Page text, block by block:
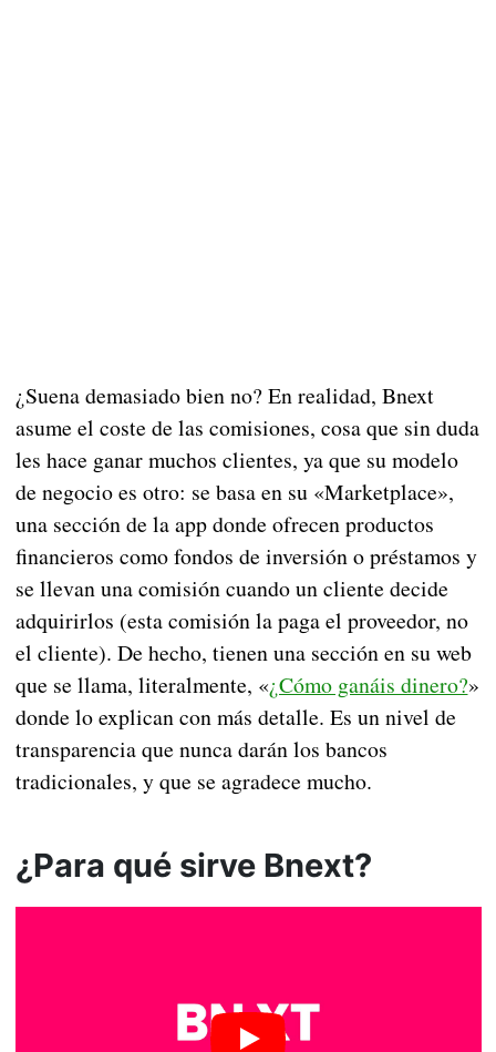
¿Suena demasiado bien no? En realidad, Bnext
asume el coste de las comisiones, cosa que sin duda
les hace ganar muchos clientes, ya que su modelo
de negocio es otro: se basa en su «Marketplace»,
una sección de la app donde ofrecen productos
financieros como fondos de inversión o préstamos y
se llevan una comisión cuando un cliente decide
adquirirlos (esta comisión la paga el proveedor, no
el cliente). De hecho, tienen una sección en su web
que se llama, literalmente, «¿Cómo ganáis dinero?»
donde lo explican con más detalle. Es un nivel de
transparencia que nunca darán los bancos
tradicionales, y que se agradece mucho.
¿Para qué sirve Bnext?